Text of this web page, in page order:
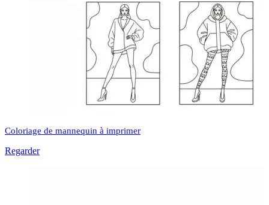
Coloriage de mannequin à imprimer
Regarder